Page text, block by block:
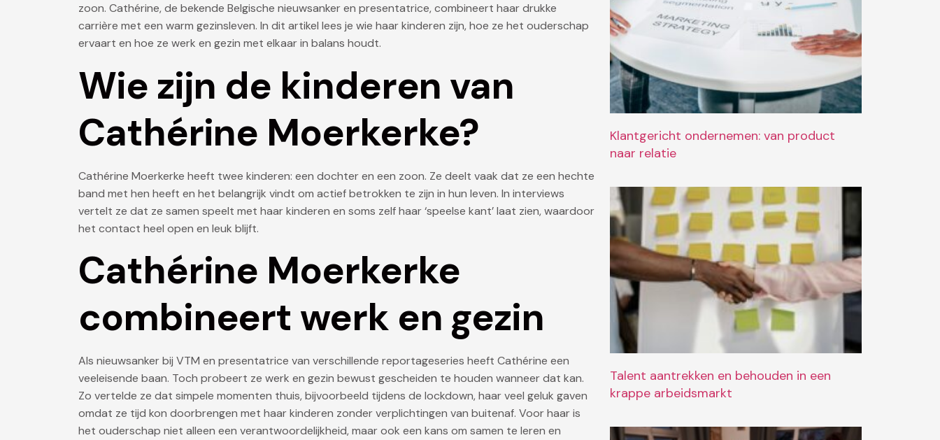
zoon. Cathérine, de bekende Belgische nieuwsanker en presentatrice, combineert haar drukke
carrière met een warm gezinsleven. In dit artikel lees je wie haar kinderen zijn, hoe ze het ouderschap
ervaart en hoe ze werk en gezin met elkaar in balans houdt.
Wie zijn de kinderen van
Cathérine Moerkerke?
Cathérine Moerkerke heeft twee kinderen: een dochter en een zoon. Ze deelt vaak dat ze een hechte
band met hen heeft en het belangrijk vindt om actief betrokken te zijn in hun leven. In interviews
vertelt ze dat ze samen speelt met haar kinderen en soms zelf haar ‘speelse kant’ laat zien, waardoor
het contact heel open en leuk blijft.
Cathérine Moerkerke
combineert werk en gezin
Als nieuwsanker bij VTM en presentatrice van verschillende reportageseries heeft Cathérine een
veeleisende baan. Toch probeert ze werk en gezin bewust gescheiden te houden wanneer dat kan.
Zo vertelde ze dat simpele momenten thuis, bijvoorbeeld tijdens de lockdown, haar veel geluk gaven
omdat ze tijd kon doorbrengen met haar kinderen zonder verplichtingen van buitenaf. Voor haar is
het ouderschap niet alleen een verantwoordelijkheid, maar ook een kans om samen te leren en
Klantgericht ondernemen: van product
naar relatie
Talent aantrekken en behouden in een
krappe arbeidsmarkt